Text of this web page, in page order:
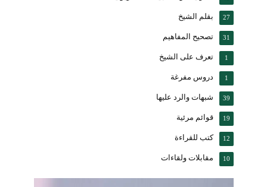
بقلم الشيخ 27
تصحيح المفاهيم 31
تعرف على الشيخ 1
دروس مفرغة 1
شبهات والرد عليها 39
قوائم مرئية 19
كتب للقراءة 12
مقابلات ولقاءات 10